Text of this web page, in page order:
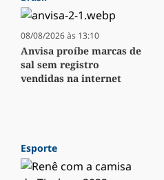
08/08/2026 às 13:10
Anvisa proíbe marcas de
sal sem registro
vendidas na internet
Esporte